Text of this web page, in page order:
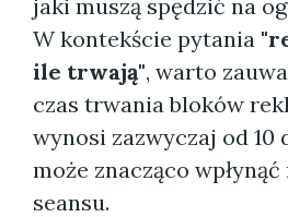
jaki muszą spędzić na
W kontekście pytania
ile trwają", warto
czas trwania bloków
wynosi zazwyczaj od 10
może znacząco
seansu.